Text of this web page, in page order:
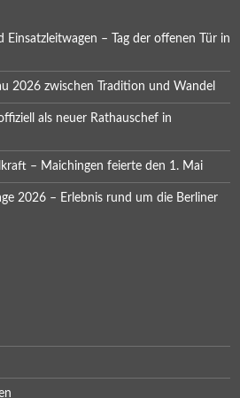
Einsatzleitwagen – Tag der offenen Tür in
2026 zwischen Tradition und Wandel
als neuer Rathauschef in
– Maichingen feierte den 1. Mai
2026 – Erlebnis rund um die Berliner